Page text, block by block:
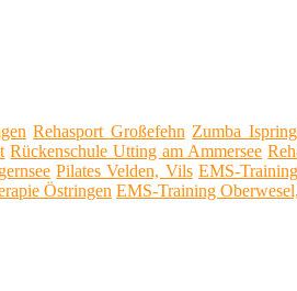
Rehasport Großefehn Zumba
Rückenschule Utting am Ammersee
Pilates Velden, Vils EMS-
Östringen EMS-Training